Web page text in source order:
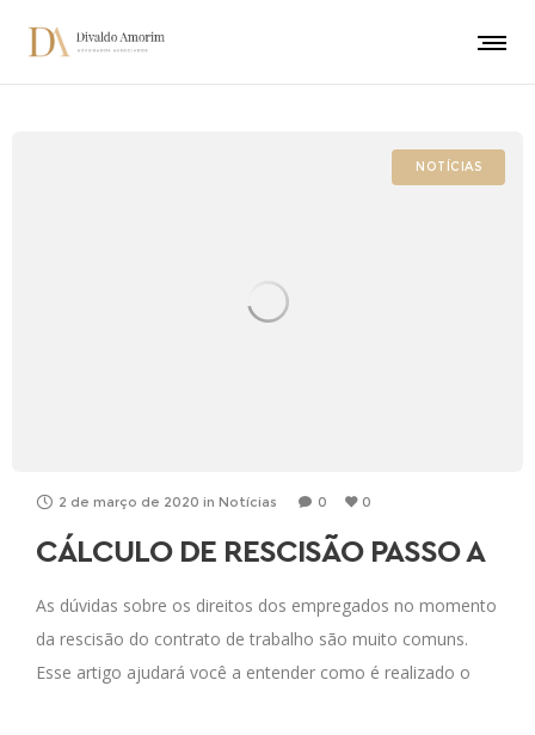
NOTÍCIAS
2 de março de 2020 in Notícias 0 0
CÁLCULO DE RESCISÃO PASSO A
PASSO
As dúvidas sobre os direitos dos empregados no momento
da rescisão do contrato de trabalho são muito comuns.
Esse artigo ajudará você a entender como é realizado o